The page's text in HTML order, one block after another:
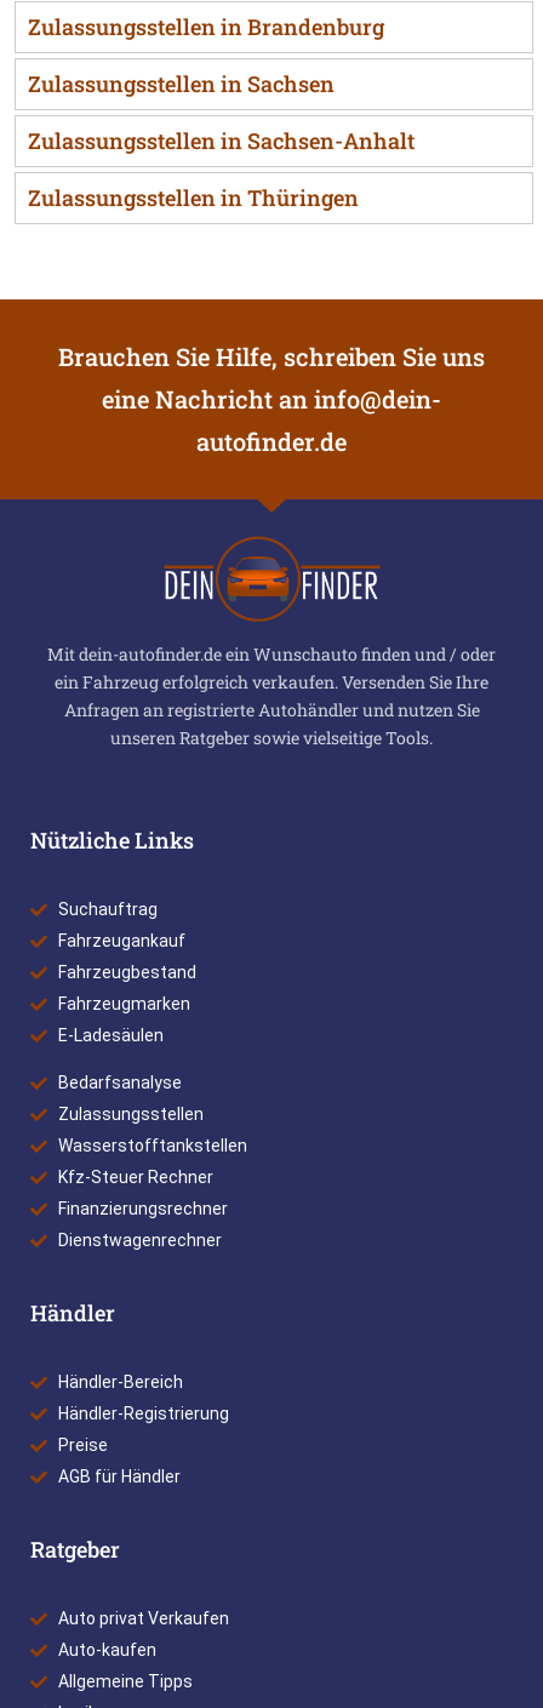
Zulassungsstellen in Brandenburg
Zulassungsstellen in Sachsen
Zulassungsstellen in Sachsen-Anhalt
Zulassungsstellen in Thüringen
Brauchen Sie Hilfe, schreiben Sie uns
eine Nachricht aninfo@dein-
autofinder.de
Mit dein-autofinder.de ein Wunschauto finden und / oder
ein Fahrzeug erfolgreich verkaufen. Versenden Sie Ihre
Anfragen an registrierte Autohändler und nutzen Sie
unseren Ratgeber sowie vielseitige Tools.
Nützliche Links
Suchauftrag
Fahrzeugankauf
Fahrzeugbestand
Fahrzeugmarken
E-Ladesäulen
Bedarfsanalyse
Zulassungsstellen
Wasserstofftankstellen
Kfz-Steuer Rechner
Finanzierungsrechner
Dienstwagenrechner
Händler
Händler-Bereich
Händler-Registrierung
Preise
AGB für Händler
Ratgeber
Auto privat Verkaufen
Auto-kaufen
Allgemeine Tipps